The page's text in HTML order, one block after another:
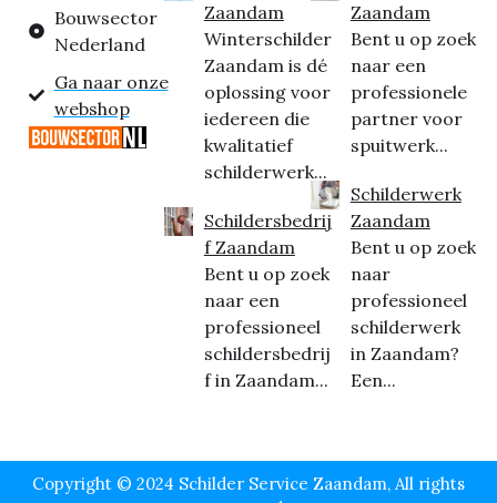
Bouwsector
Nederland
Ga naar onze
webshop
Zaandam
Winterschilder
Zaandam is dé
oplossing voor
iedereen die
kwalitatief
schilderwerk...
Schildersbedrij
f Zaandam
Bent u op zoek
naar een
professioneel
schildersbedrij
f in Zaandam...
Zaandam
Bent u op zoek
naar een
professionele
partner voor
spuitwerk...
Schilderwerk
Zaandam
Bent u op zoek
naar
professioneel
schilderwerk
in Zaandam?
Een...
Copyright © 2024 Schilder Service Zaandam, All rights